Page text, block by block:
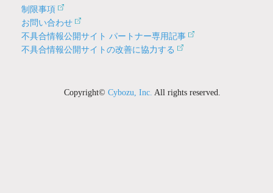
制限事項
お問い合わせ
不具合情報公開サイト パートナー専用記事
不具合情報公開サイトの改善に協力する
Copyright©Cybozu, Inc. All rights reserved.